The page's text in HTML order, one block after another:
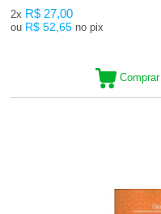
2x R$ 27,00
ou R$ 52,65 no pix
Comprar